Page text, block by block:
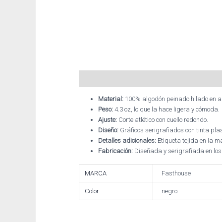
Material:100% algodón peinado hilado en
Peso:4.3 oz, lo que la hace ligera y cómoda.
Ajuste:Corte atlético con cuello redondo.
Diseño:Gráficos serigrafiados con tinta
Detalles adicionales:Etiqueta tejida en la
Fabricación:Diseñada y serigrafiada en
MARCA Fasthouse
Color negro